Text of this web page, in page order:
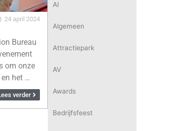
24 april 2024
Bureau
om onze
het …
verder
AI
Algemeen
Attractiepark
AV
Awards
Bedrijfsfeest